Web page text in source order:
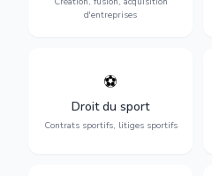
d'entreprises
restructuration.
⚽
Droit du sport
Contrats sportifs, litiges sportifs
Expertise en droit sportif :
transferts, sponsoring et
contentieux.